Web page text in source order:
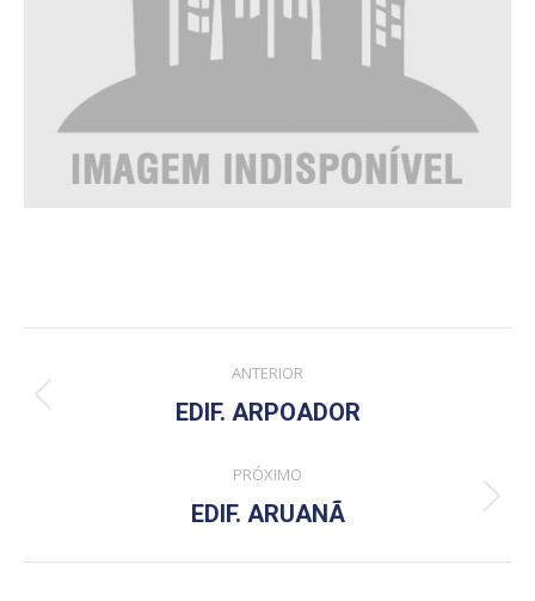
navigation
ANTERIOR
Previous
EDIF. ARPOADOR
PRÓXIMO
Next
EDIF. ARUANÃ